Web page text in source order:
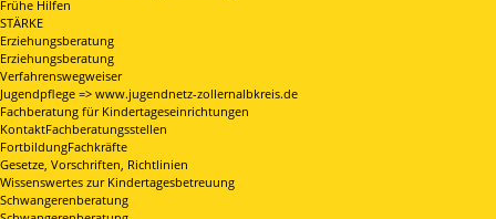
Frühe Hilfen
STÄRKE
Erziehungsberatung
Erziehungsberatung
Verfahrenswegweiser
Jugendpflege => www.jugendnetz-zollernalbkreis.de
Fachberatung für Kindertageseinrichtungen
KontaktFachberatungsstellen
FortbildungFachkräfte
Gesetze, Vorschriften, Richtlinien
Wissenswertes zur Kindertagesbetreuung
Schwangerenberatung